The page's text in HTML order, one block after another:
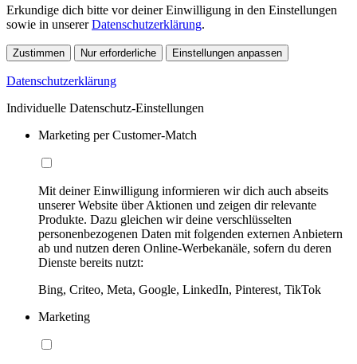
Erkundige dich bitte vor deiner Einwilligung in den Einstellungen
sowie in unsererDatenschutzerklärung.
Zustimmen Nur erforderliche Einstellungen anpassen
Datenschutzerklärung
Individuelle Datenschutz-Einstellungen
Marketing per Customer-Match
Mit deiner Einwilligung informieren wir dich auch abseits
unserer Website über Aktionen und zeigen dir relevante
Produkte. Dazu gleichen wir deine verschlüsselten
personenbezogenen Daten mit folgenden externen Anbietern
ab und nutzen deren Online-Werbekanäle, sofern du deren
Dienste bereits nutzt:
Bing, Criteo, Meta, Google, LinkedIn, Pinterest, TikTok
Marketing